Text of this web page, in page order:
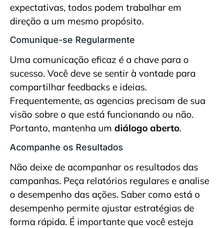
expectativas, todos podem trabalhar em
direção a um mesmo propósito.
Comunique-se Regularmente
Uma comunicação eficaz é a chave para o
sucesso. Você deve se sentir à vontade para
compartilhar feedbacks e ideias.
Frequentemente, as agencias precisam de sua
visão sobre o que está funcionando ou não.
Portanto, mantenha um diálogo aberto.
Acompanhe os Resultados
Não deixe de acompanhar os resultados das
campanhas. Peça relatórios regulares e analise
o desempenho das ações. Saber como está o
desempenho permite ajustar estratégias de
forma rápida. É importante que você esteja